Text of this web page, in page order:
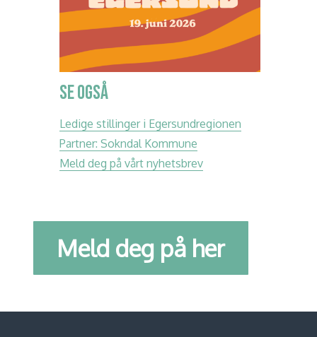
SE OGSÅ
Ledige stillinger i Egersundregionen
Partner: Sokndal Kommune
Meld deg på vårt nyhetsbrev
Meld deg på her